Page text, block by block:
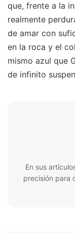
que, frente a la
realmente
de amar con
en la roca y el
mismo azul que
de infinito
En sus
precisión para